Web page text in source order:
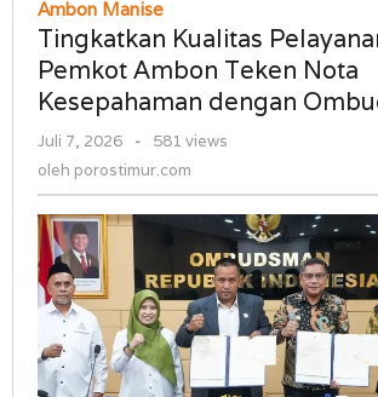
Publik,
Pemkot
Ambon
Teken
Ombudsman
RI
Ambon Manise
Tingkatkan Kualitas
Pemkot Ambon Teken Nota
Kesepahaman dengan
Juli 7, 2026
oleh
-
581 views
oleh porostimur.com